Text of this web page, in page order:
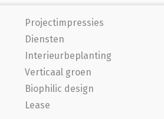
Projectimpressies
Diensten
Interieurbeplanting
Verticaal groen
Biophilic design
Lease